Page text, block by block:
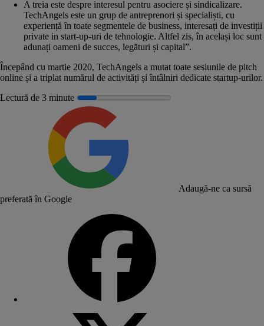
A treia este despre interesul pentru asociere și sindicalizare.
TechAngels este un grup de antreprenori și specialiști, cu
experiență în toate segmentele de business, interesați de investiții
private in start-up-uri de tehnologie. Altfel zis, în același loc sunt
adunați oameni de succes, legături și capital”.
Începând cu martie 2020, TechAngels a mutat toate sesiunile de pitch
online și a triplat numărul de activități și întâlniri dedicate startup-urilor.
Lectură de 3 minute
Adaugă-ne ca sursă
preferată în Google